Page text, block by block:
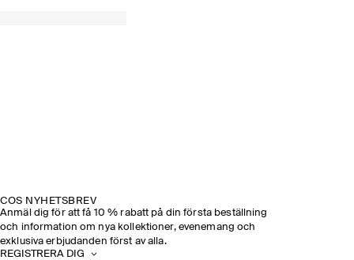
COS NYHETSBREV
Anmäl dig för att få 10 % rabatt på din första beställning
och information om nya kollektioner, evenemang och
exklusiva erbjudanden först av alla.
REGISTRERA DIG